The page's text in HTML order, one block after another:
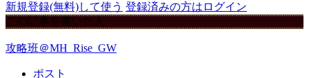
新規登録(無料)して使う 登録済みの方はログイン
この記事を書いた人
攻略班＠MH_Rise_GW
ポスト